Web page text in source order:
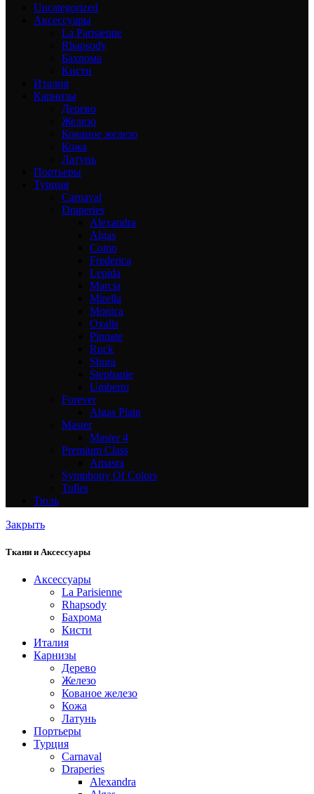
Uncategorized
Аксессуары
La Parisienne
Rhapsody
Бахрома
Кисти
Италия
Карнизы
Дерево
Железо
Кованое железо
Кожа
Латунь
Портьеры
Турция
Carnaval
Draperies
Alexandra
Algas
Como
Frederica
Lepida
Marcia
Mirella
Monica
Oxalis
Pinnate
Ruck
Shura
Stephanie
Umberto
Forever
Algas Plain
Master
Master 4
Premium Class
Amasra
Symphony Of Colors
Tulles
Тюль
Закрыть
Ткани и Аксессуары
Аксессуары
La Parisienne
Rhapsody
Бахрома
Кисти
Италия
Карнизы
Дерево
Железо
Кованое железо
Кожа
Латунь
Портьеры
Турция
Carnaval
Draperies
Alexandra